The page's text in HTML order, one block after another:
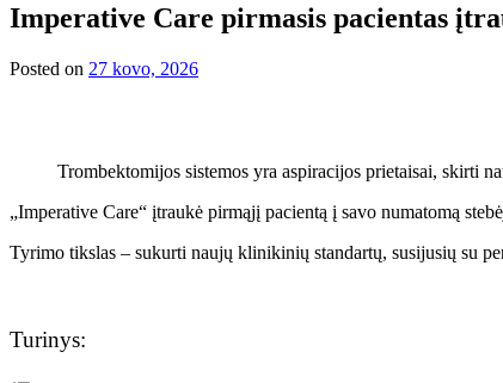
Imperative Care pirmasis pacientas
Posted on 27 kovo, 2026
Trombektomijos sistemos yra aspiracijos prietaisai, skirti
„Imperative Care“ įtraukė pirmąjį pacientą į savo numatomą
Tyrimo tikslas – sukurti naujų klinikinių standartų, susijusių su
Turinys: